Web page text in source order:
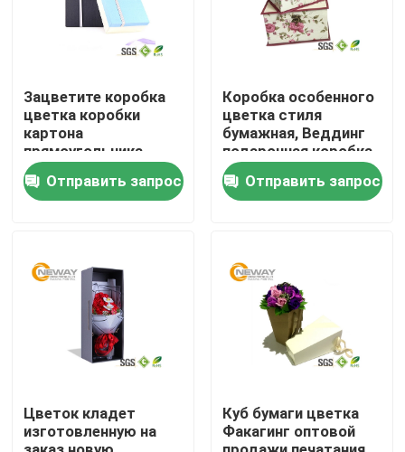
Дом
Продукты
Путешествие фабрики
Проверка качества
Свяжитесь мы
Зацветите коробка
цветка коробки
картона
прямоугольника
подарочной коробки
бумажная с
слоением
Отправить запрос
Коробка особенного
цветка стиля
бумажная, Веддинг
подарочная коробка
для Бридал или
детский душ
Отправить запрос
Цветок кладет
изготовленную на
Куб бумаги цветка
Факагинг оптовой